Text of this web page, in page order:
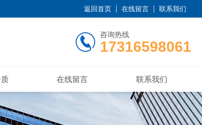
返回首页 在线留言 联系我们
咨询热线
17316598061
在线留言 联系我们